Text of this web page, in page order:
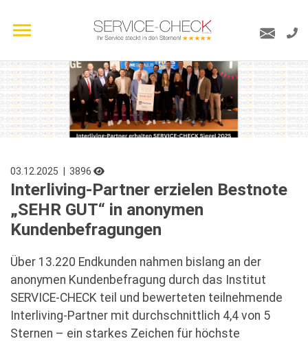
03.12.2025 | 3896
Interliving-Partner erzielen Bestnote
„SEHR GUT“ in anonymen
Kundenbefragungen
Über 13.220 Endkunden nahmen bislang an der
anonymen Kundenbefragung durch das Institut
SERVICE-CHECK teil und bewerteten teilnehmende
Interliving-Partner mit durchschnittlich 4,4 von 5
Sternen – ein starkes Zeichen für höchste